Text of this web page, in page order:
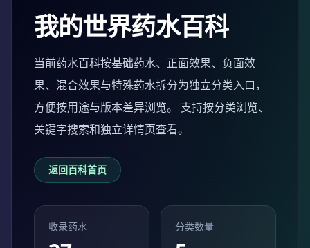
我的世界药水百科
当前药水百科按基础药水、正面效果、负面效
果、混合效果与特殊药水拆分为独立分类入口，
方便按用途与版本差异浏览。 支持按分类浏览、
关键字搜索和独立详情页查看。
返回百科首页
收录药水 分类数量